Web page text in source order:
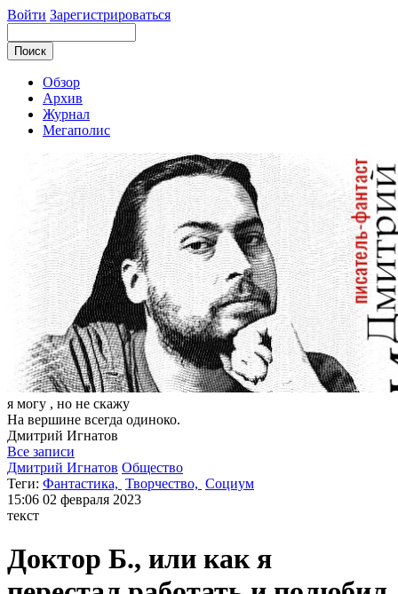
Войти Зарегистрироваться
Обзор
Архив
Журнал
Мегаполис
я могу , но не скажу
На вершине всегда одиноко.
Дмитрий Игнатов
Все записи
Дмитрий Игнатов Общество
Теги: Фантастика, Творчество, Социум
15:06 02 февраля 2023
текст
Доктор Б., или как я